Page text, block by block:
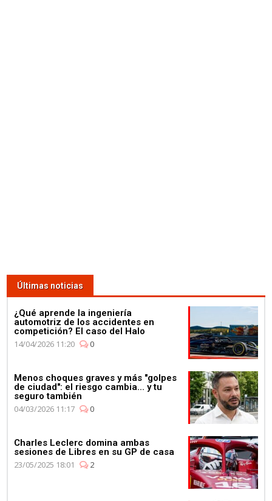
de masas para celebrar su 4º
Campeonato en la fábrica de
Petronas
03:59
¿Qué corre más: un guepardo
o un Fórmula E? Jéan-Eric
Últimas noticias
¿Qué aprende la ingeniería
automotriz de los accidentes en
competición? El caso del Halo
14/04/2026 11:20
0
Menos choques graves y más "golpes
de ciudad": el riesgo cambia... y tu
seguro también
04/03/2026 11:17
0
Charles Leclerc domina ambas
sesiones de Libres en su GP de casa
23/05/2025 18:01
2